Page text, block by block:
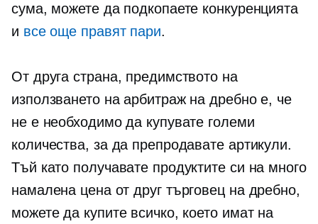
сума, можете да подкопаете конкуренцията
и все още правят пари.
От друга страна, предимството на
използването на арбитраж на дребно е, че
не е необходимо да купувате големи
количества, за да препродавате артикули.
Тъй като получавате продуктите си на много
намалена цена от друг търговец на дребно,
можете да купите всичко, което имат на